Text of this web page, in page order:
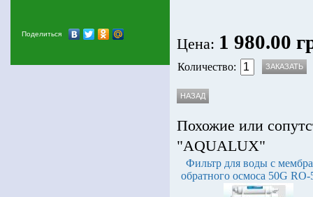
Поделиться
Цена: 1 980.00
Количество:
Похожие или
"AQUALUX"
Фильтр для воды с
обратного осмоса 50G